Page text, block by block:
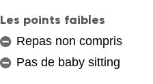
Les points faibles
Repas non compris
Pas de baby sitting